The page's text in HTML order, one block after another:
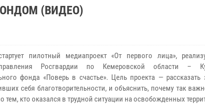
(ВИДЕО)
пилотный медиапроект «От первого лица»,
Росгвардии по Кемеровской области –
фонда «Поверь в счастье». Цель проекта — рассказать
себя благотворительности, и объяснить, почему так
тем, кто оказался в трудной ситуации на освобожденных